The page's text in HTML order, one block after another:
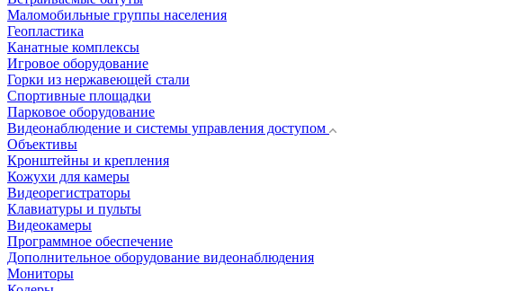
Маломобильные группы населения
Геопластика
Канатные комплексы
Игровое оборудование
Горки из нержавеющей стали
Спортивные площадки
Парковое оборудование
Видеонаблюдение и системы управления доступом
Объективы
Кронштейны и крепления
Кожухи для камеры
Видеорегистраторы
Клавиатуры и пульты
Видеокамеры
Программное обеспечение
Дополнительное оборудование видеонаблюдения
Мониторы